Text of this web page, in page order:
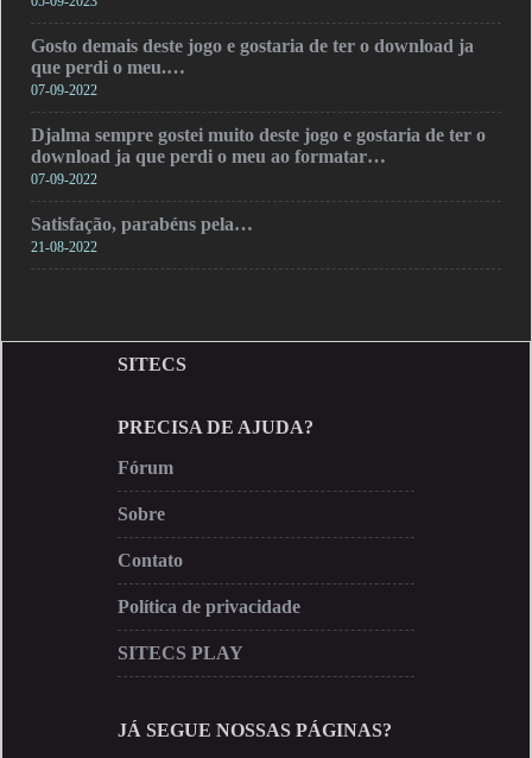
Gosto demais deste jogo e gostaria de ter o download ja
que perdi o meu.…
07-09-2022
Djalma sempre gostei muito deste jogo e gostaria de ter o
download ja que perdi o meu ao formatar…
07-09-2022
Satisfação, parabéns pela…
21-08-2022
SITECS
PRECISA DE AJUDA?
Fórum
Sobre
Contato
Política de privacidade
SITECS PLAY
JÁ SEGUE NOSSAS PÁGINAS?